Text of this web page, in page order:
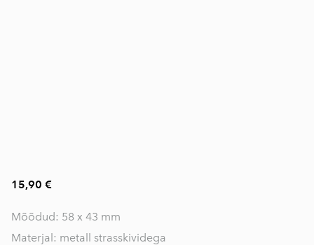
15,90 €
Mõõdud: 58 x 43 mm
Materjal: metall strasskividega